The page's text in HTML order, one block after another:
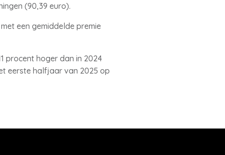
(90,39 euro).
een gemiddelde premie
procent hoger dan in 2024
eerste halfjaar van 2025 op